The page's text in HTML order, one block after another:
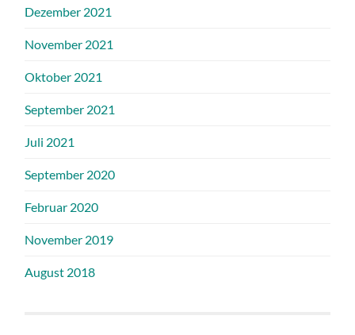
Dezember 2021
November 2021
Oktober 2021
September 2021
Juli 2021
September 2020
Februar 2020
November 2019
August 2018